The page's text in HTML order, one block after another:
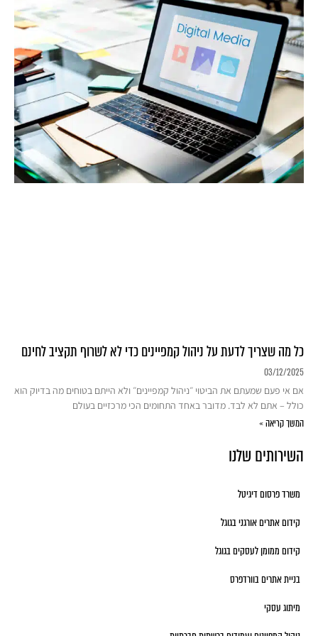
כל מה שצריך לדעת על ניהול קמפיינים כדי לא לשרוף תקציב לחינם
03/12/2025
אם אי פעם שמעתם את הביטוי ״ניהול קמפיינים״ ולא הייתם בטוחים מה בדיוק הוא
כולל – אתם לא לבד. מדובר באחד התחומים הכי מרכזיים בעולם
המשך קריאה »
השירותים שלנו
משרד פרסום דיגיטל
קידום אתרים אורגני בגוגל
קידום ממומן לעסקים בגוגל
בניית אתרים בוורדפרס
מיתוג עסקי